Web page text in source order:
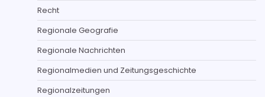
Recht
Regionale Geografie
Regionale Nachrichten
Regionalmedien und Zeitungsgeschichte
Regionalzeitungen